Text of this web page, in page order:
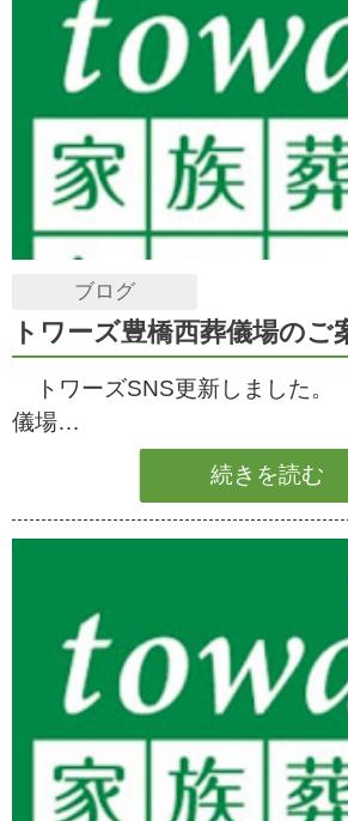
ブログ
トワーズ豊橋西葬儀場のご
トワーズSNS更新しました
儀場…
続きを読む